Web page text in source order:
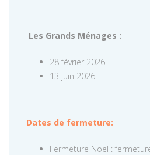
Les Grands Ménages :
28 février 2026
13 juin 2026
Dates de fermeture:
Fermeture Noël :